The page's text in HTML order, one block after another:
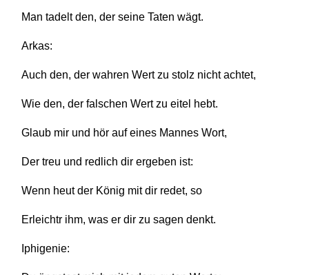
Man tadelt den, der seine Taten wägt.
Arkas:
Auch den, der wahren Wert zu stolz nicht achtet,
Wie den, der falschen Wert zu eitel hebt.
Glaub mir und hör auf eines Mannes Wort,
Der treu und redlich dir ergeben ist:
Wenn heut der König mit dir redet, so
Erleichtr ihm, was er dir zu sagen denkt.
Iphigenie: